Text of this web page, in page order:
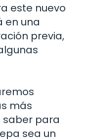
este nuevo
en una
previa,
más
para
sea un